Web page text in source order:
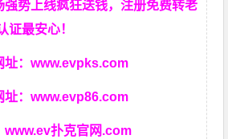
强势上线疯狂送钱，注册免费转老
证最安心！
址：www.evpks.com
址：www.evp86.com
www.ev扑克官网.com